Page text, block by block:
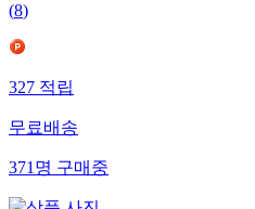
(8)
327 적립
무료배송
371 명 구매중